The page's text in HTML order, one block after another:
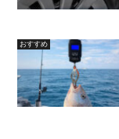
おすすめ